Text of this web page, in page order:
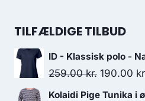
was:
is:
TILFÆLDIGE TILBUD
ID - Klassisk polo -
259.00kr. Original
price
190.00
Kolaidi Pige Tunika i